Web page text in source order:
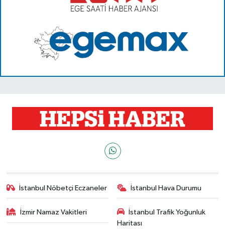
İstanbul Nöbetçi Eczaneler İstanbul Hava Durumu
İzmir Namaz Vakitleri
İstanbul Trafik Yoğunluk
Haritası